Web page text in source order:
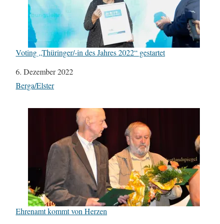
Voting „Thüringer/-in des Jahres 2022“ gestartet
Datum
6. Dezember 2022
In Bezug auf
Berga/Elster
Ehrenamt kommt von Herzen